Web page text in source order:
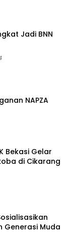
Jadi BNN
NAPZA
Bekasi Gelar
di Cikarang
Generasi Muda